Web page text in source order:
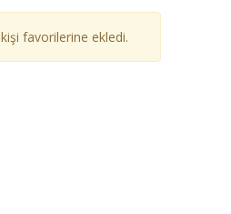
kişi favorilerine ekledi.